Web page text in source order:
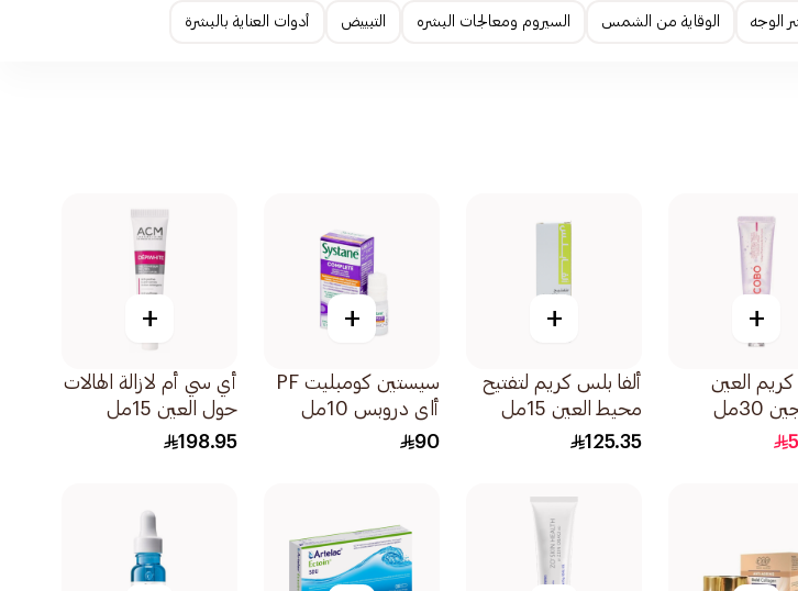
الوجه الوقاية من الشمس السيروم ومعالجات البشره التبييض أدوات العناية بالبشرة
+
كريم العين
30مل
+
ألفا بلس كريم لتفتيح
محيط العين 15مل
125.35
+
سيستين كومبليت PF
أاي دروبس 10مل
90
+
أي سي أم لازالة الهالات
حول العين 15مل
198.95